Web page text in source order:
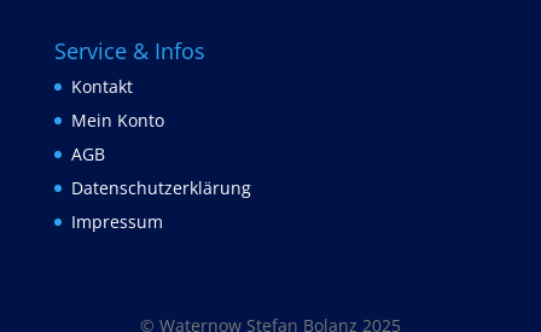
Service & Infos
Kontakt
Mein Konto
AGB
Datenschutzerklärung
Impressum
© Waternow Stefan Bolanz 2025